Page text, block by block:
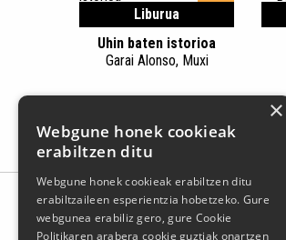
Liburua
Uhin baten istorioa
Garai Alonso, Muxi
×
Webgune honek cookieak
erabiltzen ditu
Webgune honek cookieak erabiltzen ditu
erabiltzaileen esperientzia hobetzeko. Gure
webgunea erabiliz gero, gure Cookie
Politikaren arabera cookie guztiak onartzen